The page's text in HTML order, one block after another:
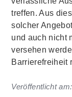
treffen. Aus
solcher
und auch nicht
versehen
Barrierefreiheit
Veröffentlicht am: